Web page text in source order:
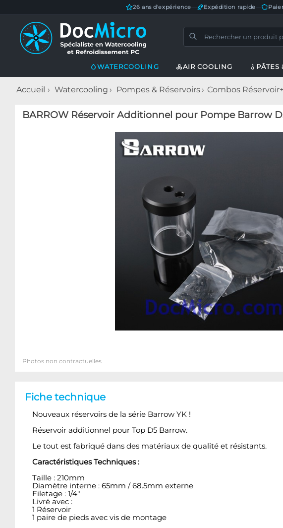
26 ans d'expérience Expédition rapide
WATERCOOLING AIR COOLING PÂTES
Accueil Watercooling Pompes & Réservoirs Combos
BARROW Réservoir Additionnel pour Pompe Barrow
Photos non contractuelles
Fiche technique
Nouveaux réservoirs de la série Barrow YK !
Réservoir additionnel pour Top D5 Barrow.
Le tout est fabriqué dans des matériaux de qualité et résistants.
Caractéristiques Techniques :
Taille : 210mm
Diamètre interne : 65mm / 68.5mm externe
Filetage : 1/4"
Livré avec :
1 Réservoir
1 paire de pieds avec vis de montage